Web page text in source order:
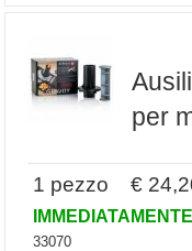
per
1 pezzo €
33070